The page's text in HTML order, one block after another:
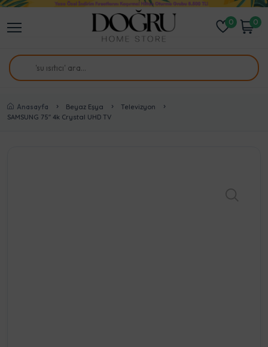
0 0
Anasayfa Beyaz Eşya
Televizyon
SAMSUNG 75'' 4k Crystal UHD TV